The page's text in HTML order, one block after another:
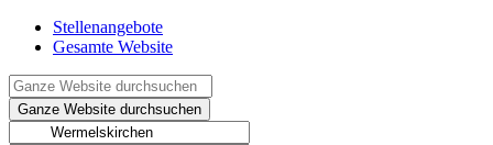
Stellenangebote
Gesamte Website